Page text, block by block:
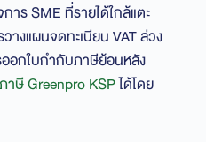
าร SME ที่รายได้ใกล้แตะ
งแผนจดทะเบียน VAT ล่วง
อกใบกำกับภาษีย้อนหลัง
ษี Greenpro KSPได้โดย